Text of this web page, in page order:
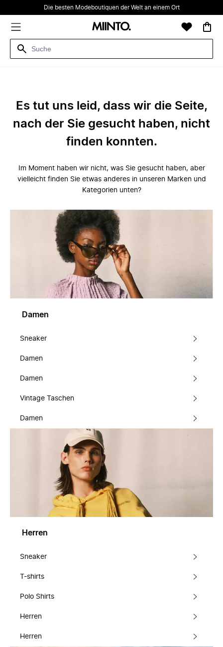
Die besten Modeboutiquen der Welt an einem Ort
Es tut uns leid, dass wir die Seite,
nach der Sie gesucht haben, nicht
finden konnten.
Im Moment haben wir nicht, was Sie gesucht haben, aber
vielleicht finden Sie etwas anderes in unseren Marken und
Kategorien unten?
Damen
Sneaker
Damen
Damen
Vintage Taschen
Damen
Herren
Sneaker
T-shirts
Polo Shirts
Herren
Herren